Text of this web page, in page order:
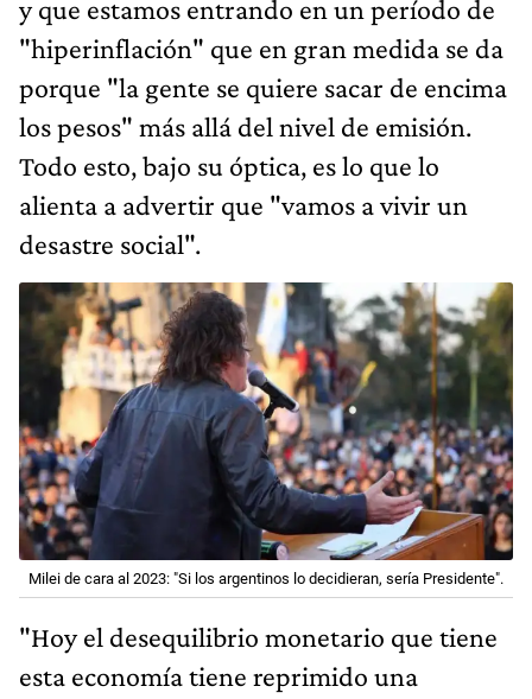
y que estamos entrando en un período de
"hiperinflación" que en gran medida se da
porque "la gente se quiere sacar de encima
los pesos" más allá del nivel de emisión.
Todo esto, bajo su óptica, es lo que lo
alienta a advertir que "vamos a vivir un
desastre social".
Milei de cara al 2023: "Si los argentinos lo decidieran, sería Presidente".
"Hoy el desequilibrio monetario que tiene
esta economía tiene reprimido una